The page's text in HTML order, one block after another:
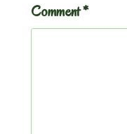
Comment*